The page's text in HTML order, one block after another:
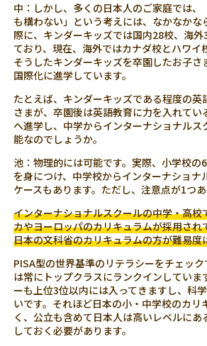
中：しかし、多くの日本人のご家庭では、
も構わない」という考えには、なかなかな
際に、キンダーキッズでは国内28校、海
ており、現在、海外ではカナダ校とハワイ
そうしたキンダーキッズを卒園したお子さ
国際化に進学しています。
たとえば、キンダーキッズである程度の英
さまが、卒園後は英語教育に力を入れて
へ進学し、中学からインターナショナルス
能なのでしょうか。
池：物理的には可能です。実際、小学校の
を身につけ、中学校からインターナショナ
ケースもあります。ただし、注意点が1つあ
インターナショナルスクールの中学・高校
カやヨーロッパのカリキュラムが採用され
日本の文科省のカリキュラムの方が難易度
PISA型の世界基準のリテラシーをチェッ
は常にトップクラスにランクインしていま
ーも上位3位以内には入ってきますし、科
いです。それほど日本の小・中学校のカリ
く、公立も含めて日本人は高いレベルに
しておく必要があります。